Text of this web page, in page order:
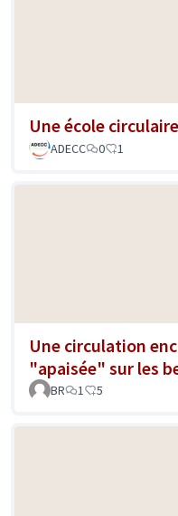
Une école circulaire
ADECC
0 1
Une circulation
"apaisée" sur les
BR 1 5